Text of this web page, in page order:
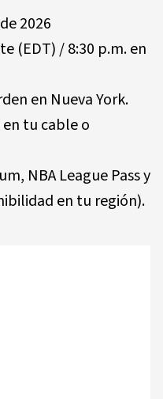
2026
(EDT) / 8:30 p.m. en
en Nueva York.
en tu cable o
NBA League Pass y
en tu región).